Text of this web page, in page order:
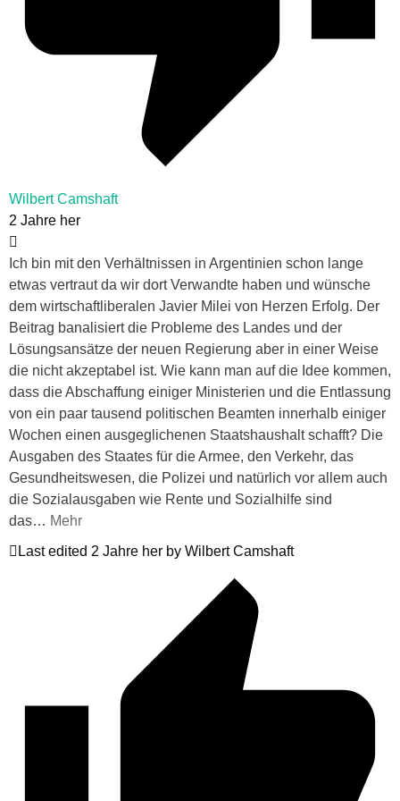
Wilbert Camshaft
2 Jahre her
Ich bin mit den Verhältnissen in Argentinien schon lange
etwas vertraut da wir dort Verwandte haben und wünsche
dem wirtschaftliberalen Javier Milei von Herzen Erfolg. Der
Beitrag banalisiert die Probleme des Landes und der
Lösungsansätze der neuen Regierung aber in einer Weise
die nicht akzeptabel ist. Wie kann man auf die Idee kommen,
dass die Abschaffung einiger Ministerien und die Entlassung
von ein paar tausend politischen Beamten innerhalb einiger
Wochen einen ausgeglichenen Staatshaushalt schafft? Die
Ausgaben des Staates für die Armee, den Verkehr, das
Gesundheitswesen, die Polizei und natürlich vor allem auch
die Sozialausgaben wie Rente und Sozialhilfe sind
das… Mehr
Last edited 2 Jahre her by Wilbert Camshaft